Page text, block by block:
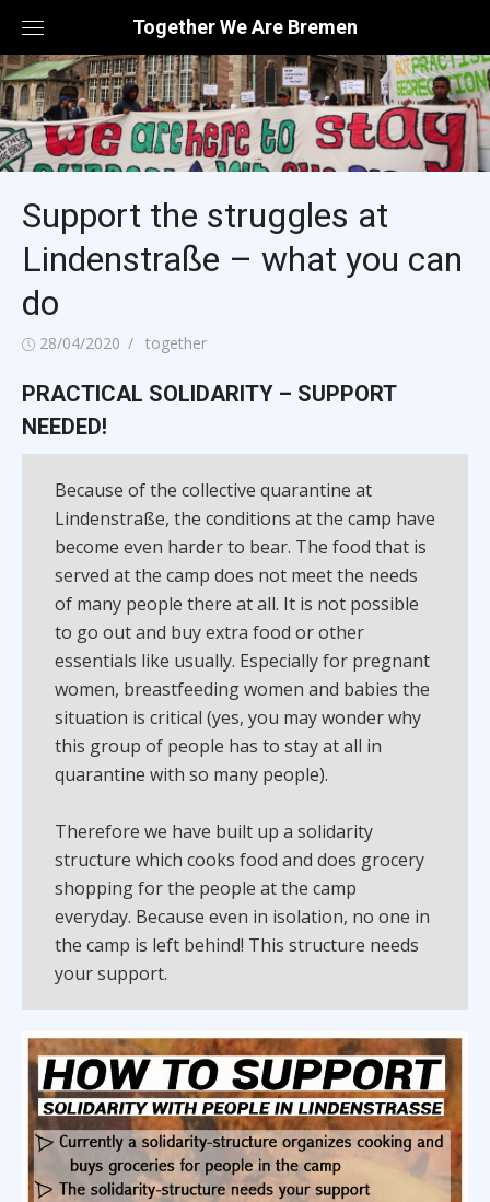
content
Together We Are Bremen
Support the struggles at
Lindenstraße – what you can
do
Posted
28/04/2020 Author
together
PRACTICAL SOLIDARITY – SUPPORT
NEEDED!
Because of the collective quarantine at
Lindenstraße, the conditions at the camp have
become even harder to bear. The food that is
served at the camp does not meet the needs
of many people there at all. It is not possible
to go out and buy extra food or other
essentials like usually. Especially for pregnant
women, breastfeeding women and babies the
situation is critical (yes, you may wonder why
this group of people has to stay at all in
quarantine with so many people).
Therefore we have built up a solidarity
structure which cooks food and does grocery
shopping for the people at the camp
everyday. Because even in isolation, no one in
the camp is left behind! This structure needs
your support.